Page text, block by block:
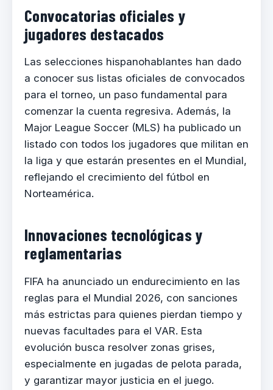
Convocatorias oficiales y
jugadores destacados
Las selecciones hispanohablantes han dado
a conocer sus listas oficiales de convocados
para el torneo, un paso fundamental para
comenzar la cuenta regresiva. Además, la
Major League Soccer (MLS) ha publicado un
listado con todos los jugadores que militan en
la liga y que estarán presentes en el Mundial,
reflejando el crecimiento del fútbol en
Norteamérica.
Innovaciones tecnológicas y
reglamentarias
FIFA ha anunciado un endurecimiento en las
reglas para el Mundial 2026, con sanciones
más estrictas para quienes pierdan tiempo y
nuevas facultades para el VAR. Esta
evolución busca resolver zonas grises,
especialmente en jugadas de pelota parada,
y garantizar mayor justicia en el juego.